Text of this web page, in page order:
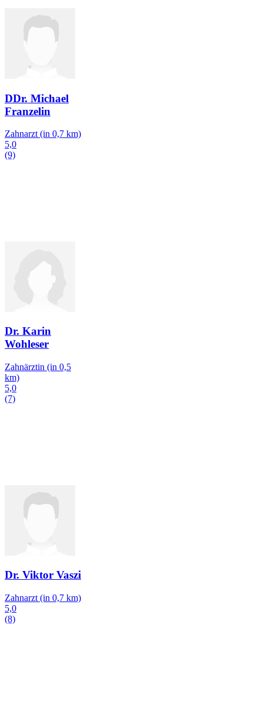
DDr. Michael
Franzelin
Zahnarzt (in 0,7 km)
5,0
(9)
Dr. Karin
Wohleser
Zahnärztin (in 0,5
km)
5,0
(7)
Dr. Viktor Vaszi
Zahnarzt (in 0,7 km)
5,0
(8)